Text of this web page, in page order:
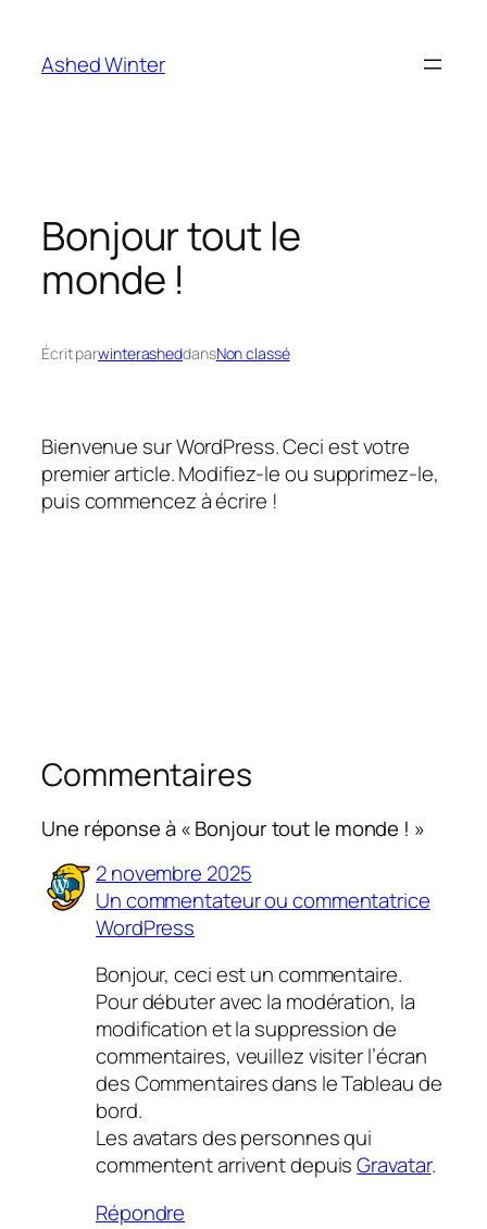
contenu
Ashed Winter
Bonjour tout le
monde !
Écrit parwinterasheddansNon classé
Bienvenue sur WordPress. Ceci est votre
premier article. Modifiez-le ou supprimez-le,
puis commencez à écrire !
Commentaires
Une réponse à « Bonjour tout le monde ! »
2 novembre 2025
Un commentateur ou commentatrice
WordPress
Bonjour, ceci est un commentaire.
Pour débuter avec la modération, la
modification et la suppression de
commentaires, veuillez visiter l’écran
des Commentaires dans le Tableau de
bord.
Les avatars des personnes qui
commentent arrivent depuisGravatar.
Répondre